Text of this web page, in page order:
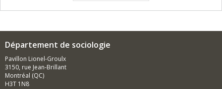
Département de sociologie
Pavillon Lionel-Groulx
3150, rue Jean-Brillant
Montréal (QC)
H3T 1N8